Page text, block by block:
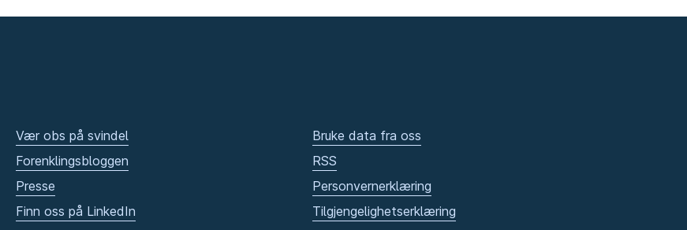
Vær obs på svindel
Forenklingsbloggen
Presse
Finn oss på LinkedIn
Bruke data fra oss
RSS
Personvernerklæring
Tilgjengelighetserklæring